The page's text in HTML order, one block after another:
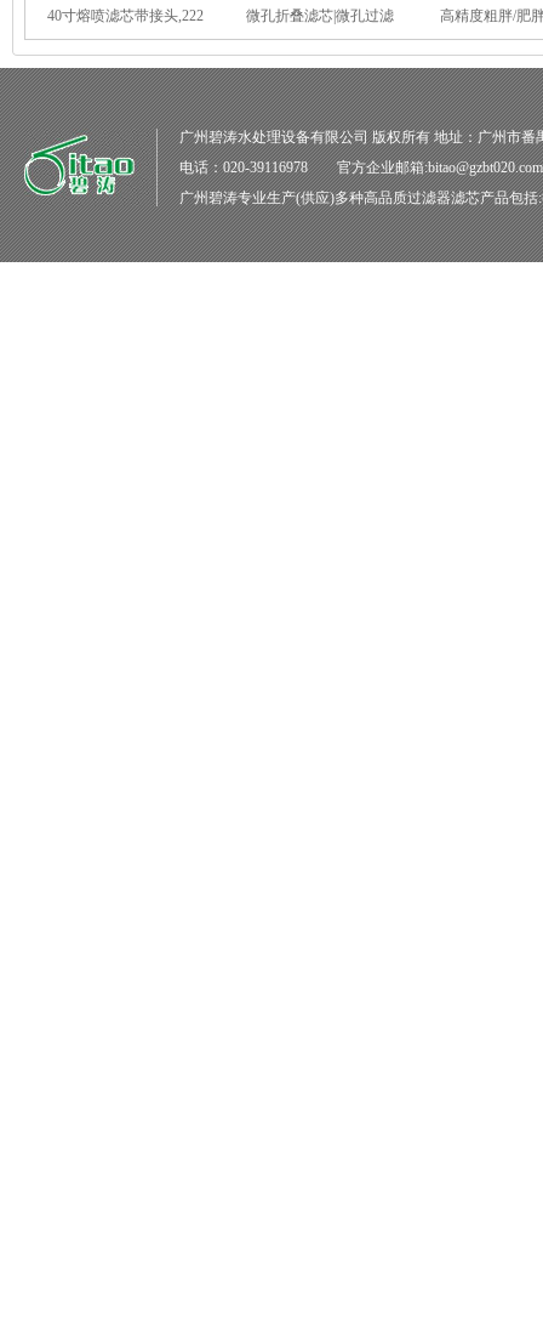
40寸熔喷滤芯带接头,222 微孔折叠滤芯|微孔过滤 高精度粗胖/肥
广州碧涛水处理设备有限公司版权所有 地址：广州市番
电话：020-39116978 官方企业邮箱
广州碧涛专业生产(供应)多种高品质过滤器滤芯产品包括: